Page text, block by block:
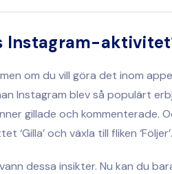
Instagram-
om du vill göra det inom
Instagram blev så populärt
gillade och kommenterade.
och växla till fliken ‘Följer’.
dessa insikter. Nu kan du